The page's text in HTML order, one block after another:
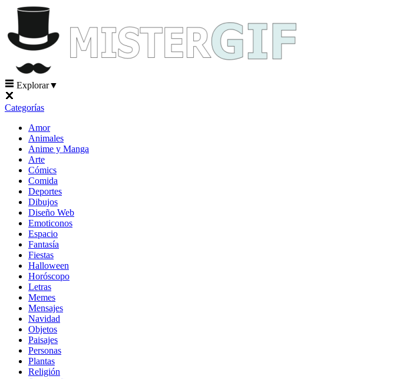
Explorar▼
Categorías
Amor
Animales
Anime y Manga
Arte
Cómics
Comida
Deportes
Dibujos
Diseño Web
Emoticonos
Espacio
Fantasía
Fiestas
Halloween
Horóscopo
Letras
Memes
Mensajes
Navidad
Objetos
Paisajes
Personas
Plantas
Religión